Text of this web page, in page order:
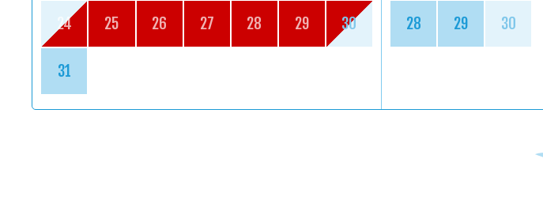
24 25 26 27 28 29 30
31
28 29 30